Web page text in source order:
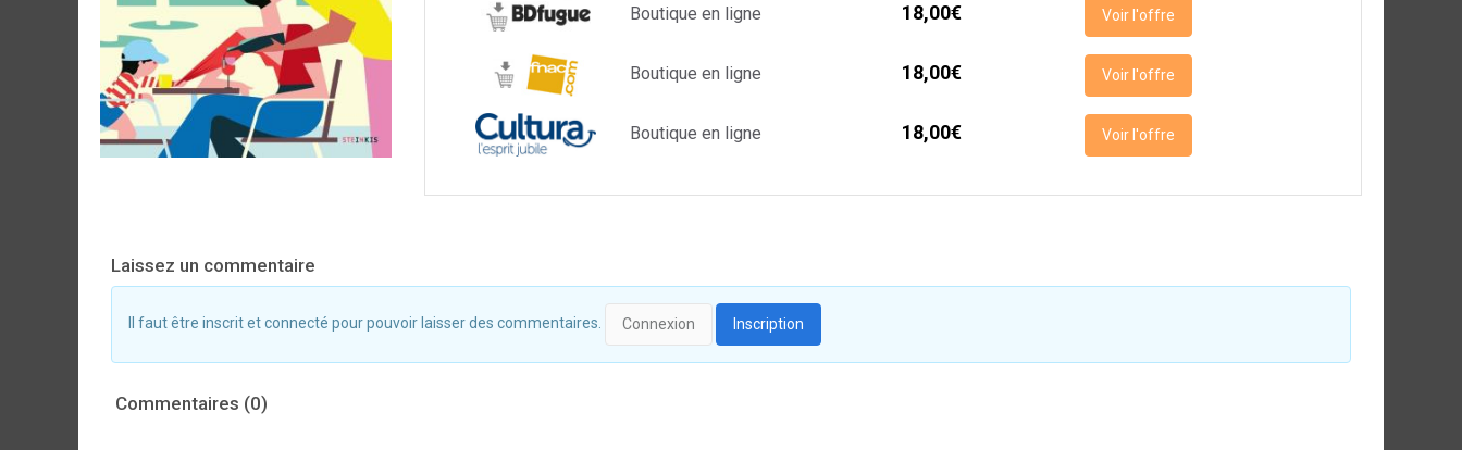
Boutique en ligne 18,00€ Voir l'offre
Boutique en ligne 18,00€ Voir l'offre
Boutique en ligne 18,00€ Voir l'offre
Laissez un commentaire
Il faut être inscrit et connecté pour pouvoir laisser des commentaires. Connexion Inscription
Commentaires (0)